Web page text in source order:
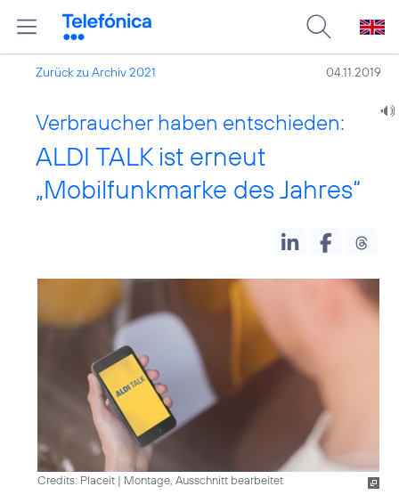
Zurück zu Archiv 2021 04.11.2019
Verbraucher haben entschieden:
ALDI TALK ist erneut
„Mobilfunkmarke des Jahres“
Credits: Placeit | Montage, Ausschnitt bearbeitet